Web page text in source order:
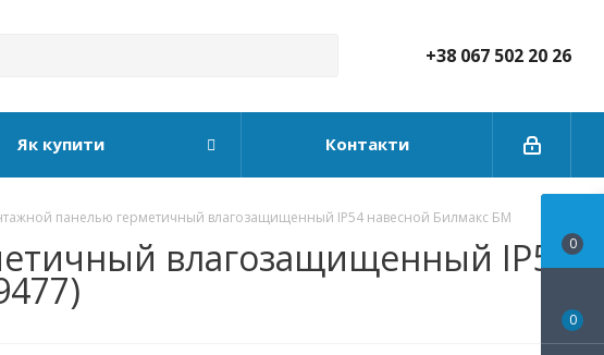
+38 067 502 20 26
Як купити Контакти
панелью герметичный влагозащищенный IP54 навесной Билмакс БМ
влагозащищенный IP540
0